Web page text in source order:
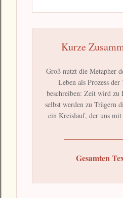
Kurze
Groß nutzt die Metapher
Leben als Prozess
beschreiben: Zeit wird
selbst werden zu Trägern
ein Kreislauf, der uns
Gesamten